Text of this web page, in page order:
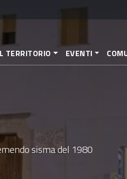
TERRITORIO EVENTI
sisma del 1980